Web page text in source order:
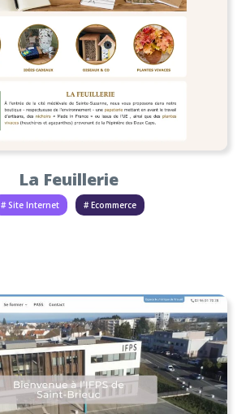
La Feuillerie
# Site Internet # Ecommerce